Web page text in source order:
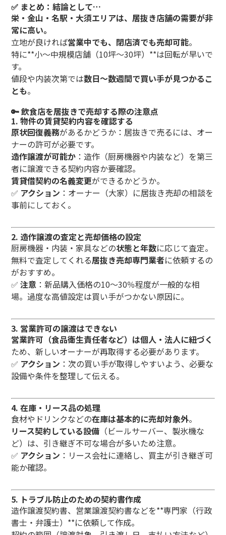
✅ まとめ：結論として…
栄・金山・名駅・大須エリアは、居抜き店舗の需要が非
常に高い。
立地が良ければ営業中でも、閉店済でも売却可能。
特に**小〜中規模店舗（10坪〜30坪）**は回転が早いで
す。
値段や内装次第では数日〜数週間で買い手が見つかるこ
とも。
🔑 飲食店を居抜きで売却する際の注意点
1.物件の賃貸契約内容を確認する
原状回復義務があるかどうか：居抜きで売るには、オー
ナーの許可が必要です。
造作譲渡が可能か ：造作（厨房機器や内装など）を第三
者に譲渡できる契約内容か要確認。
賃貸借契約の名義変更ができるかどうか。
✅ アクション ：オーナー（大家）に居抜き売却の相談を
事前にしておく。
2. 造作譲渡の査定と売却価格の設定
厨房機器・内装・家具などの状態と年数に応じて査定。
無料で査定してくれる居抜き売却専門業者に依頼するの
がおすすめ。
✅注意 ：新品購入価格の10～30％程度が一般的な相
場。過度な高値設定は買い手がつかない原因に。
3. 営業許可の譲渡はできない
営業許可（食品衛生責任者など）は個人・法人に紐づく
ため、新しいオーナーが再取得する必要があります。
✅ アクション ：次の買い手が取得しやすいよう、必要な
設備や条件を整理して伝える。
4.在庫・リース品の処理
食材やドリンクなどの在庫は基本的に売却対象外。
リース契約している設備 （ビールサーバー、製氷機な
ど）は、引き継ぎ不可な場合が多いため注意。
✅ アクション ：リース会社に連絡し、買主が引き継ぎ可
能か確認。
5. トラブル防止のための契約書作成
造作譲渡契約書、営業譲渡契約書などを**専門家（行政
書士・弁護士）**に依頼して作成。